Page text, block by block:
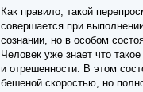
Как правило, такой
совершается при
сознании, но в особом
Человек уже знает что
и отрешенности. В этом
бешеной скоростью, но